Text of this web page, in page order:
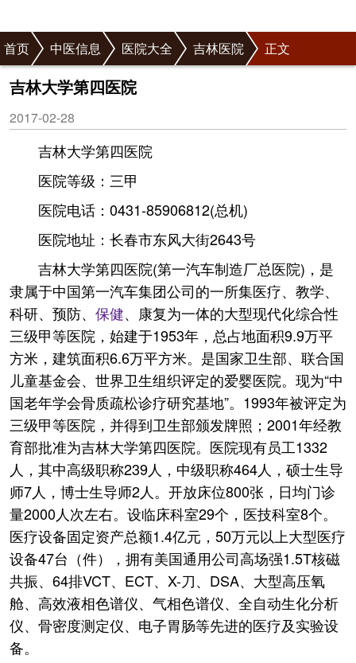
首页 中医信息 医院大全 吉林医院 正文
吉林大学第四医院
2017-02-28
吉林大学第四医院
医院等级：三甲
医院电话：0431-85906812(总机)
医院地址：长春市东风大街2643号
吉林大学第四医院(第一汽车制造厂总医院)，是
隶属于中国第一汽车集团公司的一所集医疗、教学、
科研、预防、 保健、康复为一体的大型现代化综合性
三级甲等医院，始建于1953年，总占地面积9.9万平
方米，建筑面积6.6万平方米。是国家卫生部、联合国
儿童基金会、世界卫生组织评定的爱婴医院。现为“中
国老年学会骨质疏松诊疗研究基地”。1993年被评定为
三级甲等医院，并得到卫生部颁发牌照；2001年经教
育部批准为吉林大学第四医院。医院现有员工1332
人，其中高级职称239人，中级职称464人，硕士生导
师7人，博士生导师2人。开放床位800张，日均门诊
量2000人次左右。设临床科室29个，医技科室8个。
医疗设备固定资产总额1.4亿元，50万元以上大型医疗
设备47台（件），拥有美国通用公司高场强1.5T核磁
共振、64排VCT、ECT、X-刀、DSA、大型高压氧
舱、高效液相色谱仪、气相色谱仪、全自动生化分析
仪、骨密度测定仪、电子胃肠等先进的医疗及实验设
备。